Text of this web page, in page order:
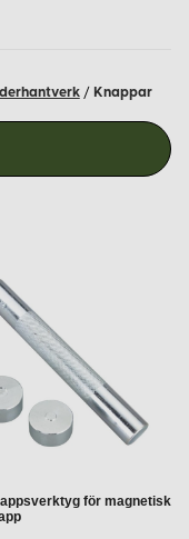
behov
knappar
och
och traditionell
knappar som
väskor där man vill
– särskilt
andra accessoarer.
/ Knappar
för magnetisk